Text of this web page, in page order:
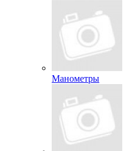
Манометры